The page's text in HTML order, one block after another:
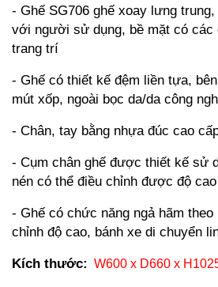
- Ghế SG706 ghế xoay lưng
với người sử dụng, bề mặt có các
trang trí
- Ghế có thiết kế đệm liền tựa,
mút xốp, ngoài bọc da/da công
- Chân, tay bằng nhựa đúc cao
- Cụm chân ghế được thiết kế sử
nén có thể điều chỉnh được độ
- Ghế có chức năng ngả hãm
chỉnh độ cao, bánh xe di chuyển
Kích thước: W600 x D660 x